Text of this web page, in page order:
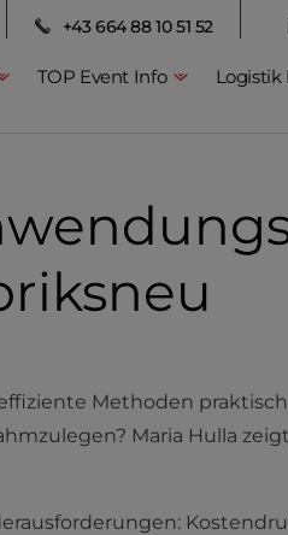
+43 664 88 10 51 52
TOP Event Info Logistik
Methoden
Maria Hulla